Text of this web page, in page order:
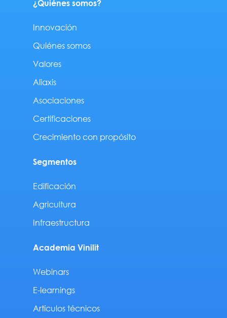
¿Quiénes somos?
Innovación
Quiénes somos
Valores
Aliaxis
Asociaciones
Certificaciones
Crecimiento con propósito
Segmentos
Edificación
Agricultura
Infraestructura
Academia Vinilit
Webinars
E-learnings
Artículos técnicos